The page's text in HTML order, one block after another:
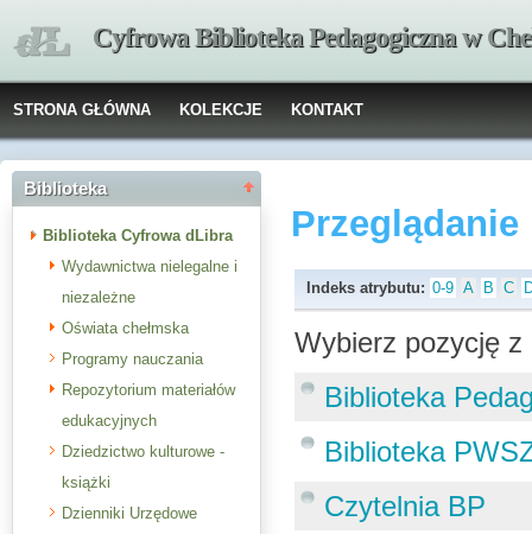
Cyfrowa Biblioteka Pedagogiczna w
STRONA GŁÓWNA KOLEKCJE KONTAKT
Biblioteka
Biblioteka Cyfrowa dLibra
Wydawnictwa nielegalne i
niezależne
Oświata chełmska
Programy nauczania
Repozytorium materiałów
edukacyjnych
Dziedzictwo kulturowe -
książki
Dzienniki Urzędowe
Indeks atrybutu: 0-9 A B C
Wybierz pozycję
Biblioteka
Biblioteka
Czytelnia BP